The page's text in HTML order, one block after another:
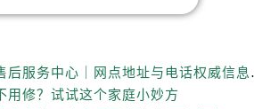
上海劳力士
用修？试试这个家庭小妙方